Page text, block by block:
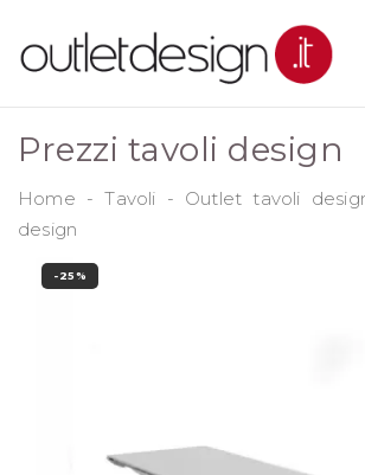
Prezzi tavoli design
Home -Tavoli - Outlet tavoli
design
-25%